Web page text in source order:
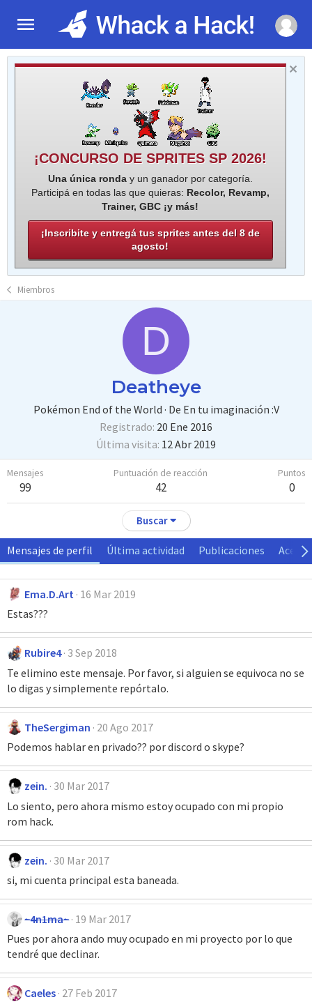
¡CONCURSO DE SPRITES SP 2026!
Una única ronday un ganador por categoría.
Participá en todas las que quieras: Recolor, Revamp,
Trainer, GBC ¡y más!
¡Inscribite y entregá tus sprites antes del 8 de
agosto!
Miembros
D
Deatheye
Pokémon End of the World · De En tu imaginación :V
Registrado 20 Ene 2016
Última visita 12 Abr 2019
Mensajes
99
Puntuación de reacción
42
Puntos
0
Buscar
Mensajes de perfil Última actividad Publicaciones Acerca
Ema.D.Art 16 Mar 2019
Estas???
Rubire4 3 Sep 2018
Te elimino este mensaje. Por favor, si alguien se equivoca no se
lo digas y simplemente repórtalo.
TheSergiman 20 Ago 2017
Podemos hablar en privado?? por discord o skype?
zein. 30 Mar 2017
Lo siento, pero ahora mismo estoy ocupado con mi propio
rom hack.
zein. 30 Mar 2017
si, mi cuenta principal esta baneada.
~4n1ma~ 19 Mar 2017
Pues por ahora ando muy ocupado en mi proyecto por lo que
tendré que declinar.
Caeles 27 Feb 2017